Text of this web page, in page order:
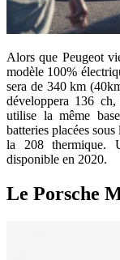
Alors que Peugeot
modèle 100%
sera de 340 km
développera 136
utilise la même
batteries placées
la 208 thermique.
disponible en 2020.
Le Porsche